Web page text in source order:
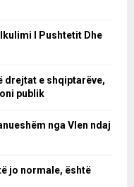
I Pushtetit Dhe
drejtat e shqiptarëve,
publik
nga Vlen ndaj
jo normale, është